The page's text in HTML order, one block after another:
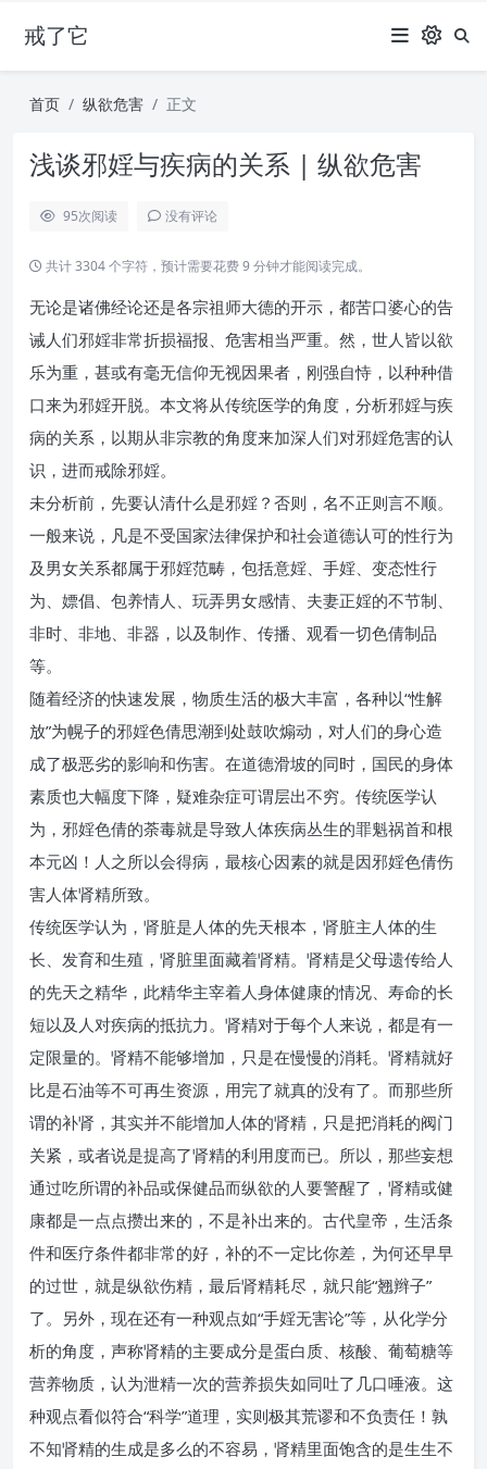
戒了它
首页 纵欲危害 正文
浅谈邪婬与疾病的关系 | 纵欲危害
95次阅读 没有评论
共计 3304 个字符，预计需要花费 9 分钟才能阅读完成。
无论是诸佛经论还是各宗祖师大德的开示，都苦口婆心的告
诫人们邪婬非常折损福报、危害相当严重。然，世人皆以欲
乐为重，甚或有毫无信仰无视因果者，刚强自恃，以种种借
口来为邪婬开脱。本文将从传统医学的角度，分析邪婬与疾
病的关系，以期从非宗教的角度来加深人们对邪婬危害的认
识，进而戒除邪婬。
未分析前，先要认清什么是邪婬？否则，名不正则言不顺。
一般来说，凡是不受国家法律保护和社会道德认可的性行为
及男女关系都属于邪婬范畴，包括意婬、手婬、变态性行
为、嫖倡、包养情人、玩弄男女感情、夫妻正婬的不节制、
非时、非地、非器，以及制作、传播、观看一切色倩制品
等。
随着经济的快速发展，物质生活的极大丰富，各种以“性解
放”为幌子的邪婬色倩思潮到处鼓吹煽动，对人们的身心造
成了极恶劣的影响和伤害。在道德滑坡的同时，国民的身体
素质也大幅度下降，疑难杂症可谓层出不穷。传统医学认
为，邪婬色倩的荼毒就是导致人体疾病丛生的罪魁祸首和根
本元凶！人之所以会得病，最核心因素的就是因邪婬色倩伤
害人体肾精所致。
传统医学认为，肾脏是人体的先天根本，肾脏主人体的生
长、发育和生殖，肾脏里面藏着肾精。肾精是父母遗传给人
的先天之精华，此精华主宰着人身体健康的情况、寿命的长
短以及人对疾病的抵抗力。肾精对于每个人来说，都是有一
定限量的。肾精不能够增加，只是在慢慢的消耗。肾精就好
比是石油等不可再生资源，用完了就真的没有了。而那些所
谓的补肾，其实并不能增加人体的肾精，只是把消耗的阀门
关紧，或者说是提高了肾精的利用度而已。所以，那些妄想
通过吃所谓的补品或保健品而纵欲的人要警醒了，肾精或健
康都是一点点攒出来的，不是补出来的。古代皇帝，生活条
件和医疗条件都非常的好，补的不一定比你差，为何还早早
的过世，就是纵欲伤精，最后肾精耗尽，就只能“翘辫子”
了。另外，现在还有一种观点如“手婬无害论”等，从化学分
析的角度，声称肾精的主要成分是蛋白质、核酸、葡萄糖等
营养物质，认为泄精一次的营养损失如同吐了几口唾液。这
种观点看似符合“科学”道理，实则极其荒谬和不负责任！孰
不知肾精的生成是多么的不容易，肾精里面饱含的是生生不